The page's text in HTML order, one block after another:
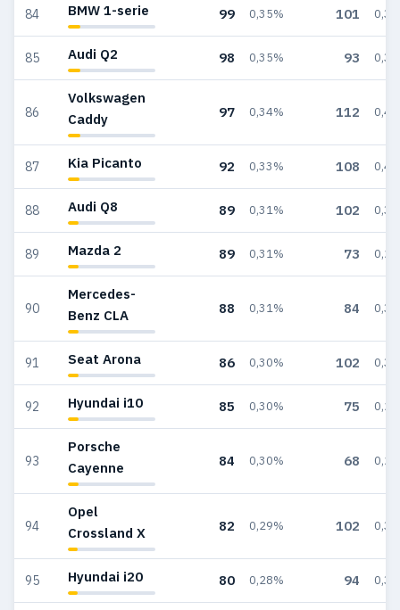
84 BMW 1-serie 99 0,35% 101
85 Audi Q2 98 0,35% 93
86
Volkswagen
Caddy
97 0,34% 112
87 Kia Picanto 92 0,33% 108
88 Audi Q8 89 0,31% 102
89 Mazda 2 89 0,31% 73
90
Mercedes-
Benz CLA
88 0,31% 84
91 Seat Arona 86 0,30% 102
92 Hyundai i10 85 0,30% 75
93
Porsche
Cayenne
84 0,30% 68
94
Opel
Crossland X
82 0,29% 102
95 Hyundai i20 80 0,28% 94